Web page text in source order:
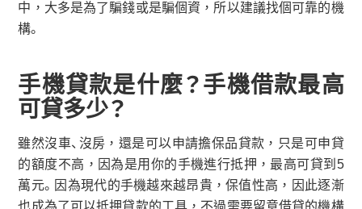
中，大多是為了騙錢或是騙個資，所以建議找個可靠的機
構。
手機貸款是什麼？手機借款最高
可貸多少？
雖然沒車、沒房，還是可以申請擔保品貸款，只是可申貸
的額度不高，因為是用你的手機進行抵押，最高可貸到5
萬元。因為現代的手機越來越昂貴，保值性高，因此逐漸
也成為了可以抵押貸款的工具，不過需要留意借貸的機構